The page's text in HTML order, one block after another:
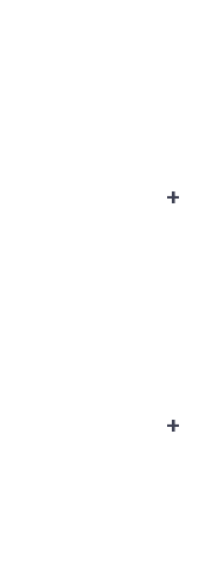
+
+